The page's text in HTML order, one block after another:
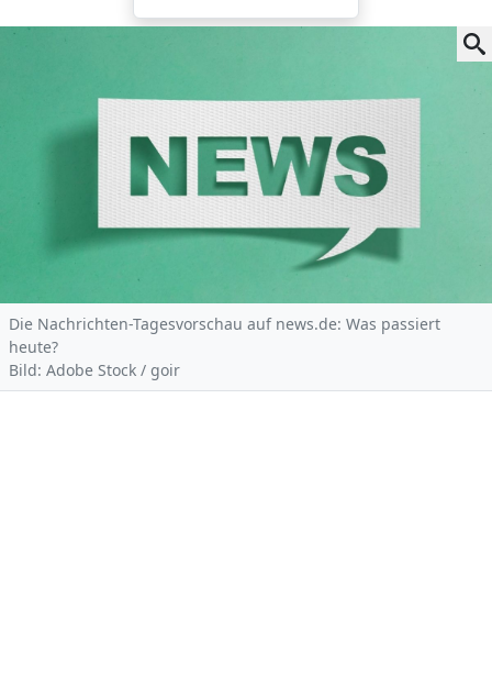
Die Nachrichten-Tagesvorschau auf news.de: Was passiert
heute?
Bild: Adobe Stock / goir